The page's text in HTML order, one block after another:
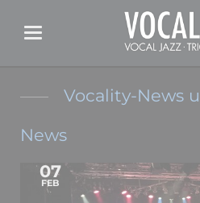
Vocality-News
News
07
FEB